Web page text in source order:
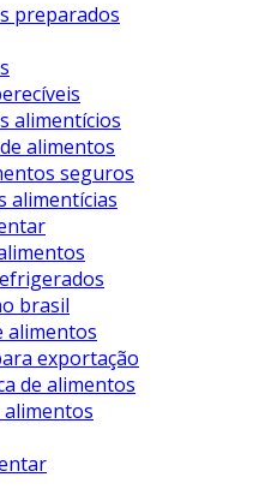
preparados
alimentícios
alimentos
seguros
alimentícias
brasil
alimentos
exportação
de alimentos
alimentos